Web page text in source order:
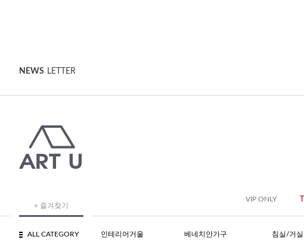
NEWS LETTER
+ 즐겨찾기
VIP ONLY
ALL CATEGORY 인테리어거울 베네치안가구 침실/거